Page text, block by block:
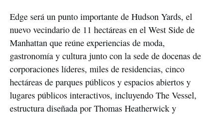
Edge será un punto importante de Hudson Yards, el
nuevo vecindario de 11 hectáreas en el West Side de
Manhattan que reúne experiencias de moda,
gastronomía y cultura junto con la sede de docenas de
corporaciones líderes, miles de residencias, cinco
hectáreas de parques públicos y espacios abiertos y
lugares públicos interactivos, incluyendo The Vessel,
estructura diseñada por Thomas Heatherwick y